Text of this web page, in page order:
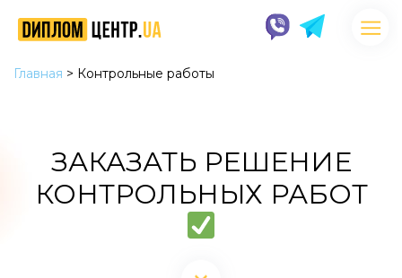
Главная > Контрольные работы
ЗАКАЗАТЬ РЕШЕНИЕ
КОНТРОЛЬНЫХ РАБОТ